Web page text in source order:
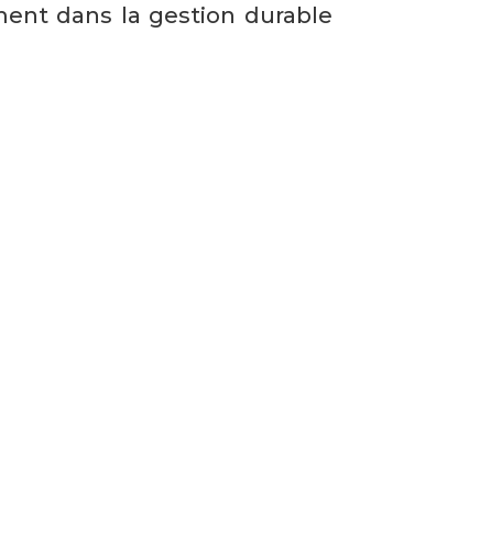
dans la gestion durable